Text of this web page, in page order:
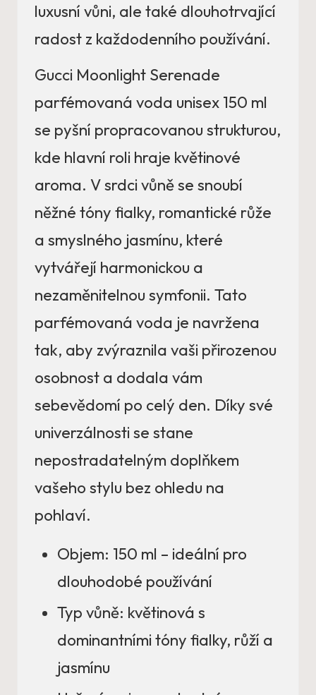
luxusní vůni, ale také dlouhotrvající
radost z každodenního používání.
Gucci Moonlight Serenade
parfémovaná voda unisex 150 ml
se pyšní propracovanou strukturou,
kde hlavní roli hraje květinové
aroma. V srdci vůně se snoubí
něžné tóny fialky, romantické růže
a smyslného jasmínu, které
vytvářejí harmonickou a
nezaměnitelnou symfonii. Tato
parfémovaná voda je navržena
tak, aby zvýraznila vaši přirozenou
osobnost a dodala vám
sebevědomí po celý den. Díky své
univerzálnosti se stane
nepostradatelným doplňkem
vašeho stylu bez ohledu na
pohlaví.
Objem: 150 ml – ideální pro
dlouhodobé používání
Typ vůně: květinová s
dominantními tóny fialky, růží a
jasmínu